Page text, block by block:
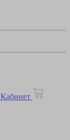
Кабинет